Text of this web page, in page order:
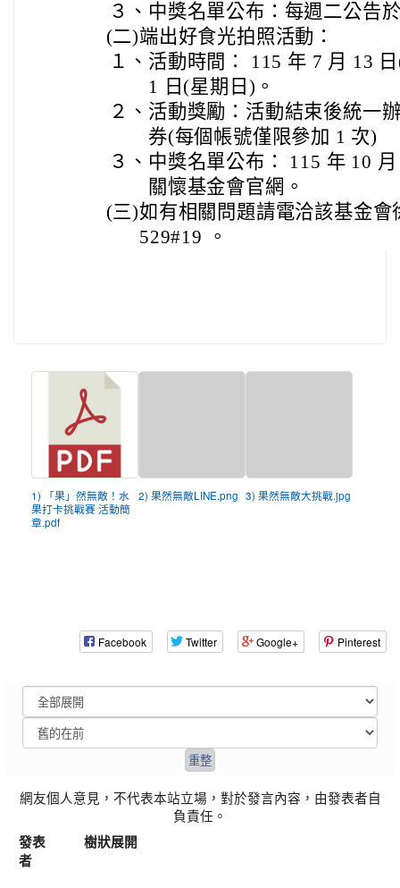
３、 中獎名單公布：每週二公告
(二)端出好食光拍照活動：
１、 活動時間： 115 年 7 月 13
1 日(星期日)。
２、 活動獎勵：活動結束後統一
券(每個帳號僅限參加 1 次)
３、 中獎名單公布： 115 年 10
關懷基金會官網。
(三)如有相關問題請電洽該基金
529#19 。
1) 「果」然無敵！水
果打卡挑戰賽 活動簡
章.pdf
2) 果然無敵LINE.png 3) 果然無敵大挑戰.jpg
Facebook Twitter Google+ Pinterest
網友個人意見，不代表本站立場，對於發言內容，由發表者自
負責任。
發表
者
樹狀展開